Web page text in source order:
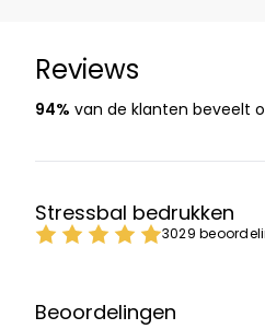
Reviews
94% van de klanten beveelt
Stressbal bedrukken
3029
Beoordelingen